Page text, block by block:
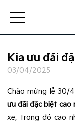
Kia ưu đãi
03/04/2025
Chào mừng lễ 30/
ưu đãi đặc biệt cao
xe, trong đó cao